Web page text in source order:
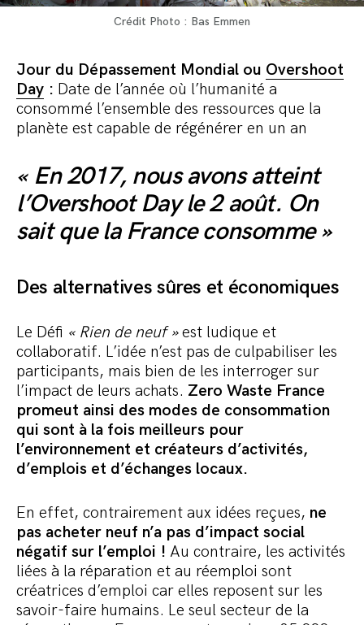
Crédit Photo : Bas Emmen
Jour du Dépassement Mondial ou Overshoot
Day : Date de l’année où l’humanité a
consommé l’ensemble des ressources que la
planète est capable de régénérer en un an
« En 2017, nous avons atteint
l’Overshoot Day le 2 août. On
sait que la France consomme »
Des alternatives sûres et économiques
Le Défi « Rien de neuf »est ludique et
collaboratif. L’idée n’est pas de culpabiliser les
participants, mais bien de les interroger sur
l’impact de leurs achats. Zero Waste France
promeut ainsi des modes de consommation
qui sont à la fois meilleurs pour
l’environnement et créateurs d’activités,
d’emplois et d’échanges locaux.
En effet, contrairement aux idées reçues, ne
pas acheter neuf n’a pas d’impact social
négatif sur l’emploi ! Au contraire, les activités
liées à la réparation et au réemploi sont
créatrices d’emploi car elles reposent sur les
savoir-faire humains. Le seul secteur de la